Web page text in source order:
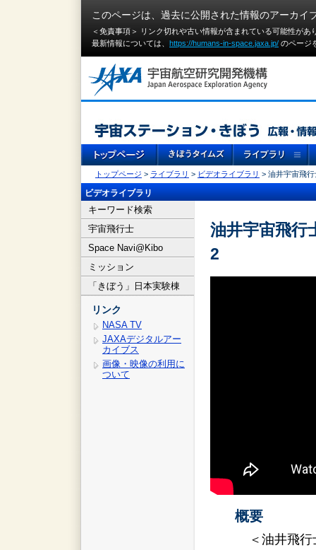
このページは、過去に公開された情報のアーカイ
＜免責事項＞ リンク切れや古い情報が含まれている可能性が
最新情報については、 https://humans-in-space.jaxa.jp/ のページ
トップページ > ライブラリ > ビデオライブラリ > 油井宇宙飛
ビデオライブラリ
キーワード検索
宇宙飛行士
Space Navi@Kibo
ミッション
「きぼう」日本実験棟
リンク
NASA TV
JAXAデジタルアー
カイブス
画像・映像の利用に
ついて
油井宇宙飛行
2
概要
＜油井飛